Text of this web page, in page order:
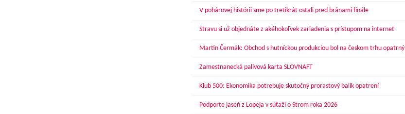
V pohárovej histórii sme po tretíkrát ostali pred bránami finále
Stravu si už objednáte z akéhokoľvek zariadenia s prístupom na internet
Martin Čermák: Obchod s hutníckou produkciou bol na českom trhu opatrný
Zamestnanecká palivová karta SLOVNAFT
Klub 500: Ekonomika potrebuje skutočný prorastový balík opatrení
Podporte jaseň z Lopeja v súťaži o Strom roka 2026